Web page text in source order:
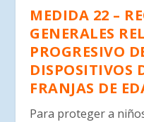
MEDIDA 22 –
GENERALES
PROGRESIVO
DISPOSITIVOS
FRANJAS DE
Para proteger a